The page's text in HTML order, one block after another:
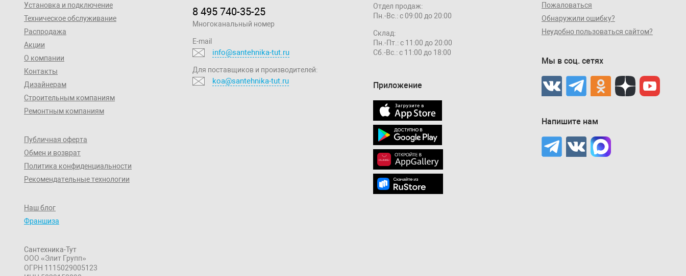
Установка и подключение
Техническое обслуживание
Распродажа
Акции
О компании
Контакты
Дизайнерам
Строительным компаниям
Ремонтным компаниям
Публичная оферта
Обмен и возврат
Политика конфиденциальности
Рекомендательные технологии
Наш блог
Франшиза
Сантехника-Тут
ООО «Элит Групп»
ОГРН 1115029005123
8 495 740-35-25
Многоканальный номер
E-mail
info@santehnika-tut.ru
Для поставщиков и производителей:
koa@santehnika-tut.ru
Отдел продаж:
Пн.-Вс.: с 09:00 до 20:00
Склад:
Пн.-Пт.: с 11:00 до 20:00
Сб.-Вс.: с 11:00 до 18:00
Приложение
Пожаловаться
Обнаружили ошибку?
Неудобно пользоваться сайтом?
Мы в соц. сетях
Напишите нам